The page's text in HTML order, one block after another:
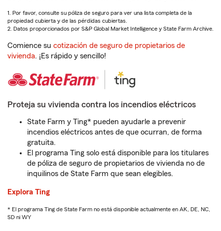
1. Por favor, consulte su póliza de seguro para ver una lista completa de la
propiedad cubierta y de las pérdidas cubiertas.
2. Datos proporcionados por S&P Global Market Intelligence y State Farm Archive.
Comience su cotización de seguro de propietarios de
vivienda. ¡Es rápido y sencillo!
Proteja su vivienda contra los incendios eléctricos
State Farm y Ting* pueden ayudarle a prevenir
incendios eléctricos antes de que ocurran, de forma
gratuita.
El programa Ting solo está disponible para los titulares
de póliza de seguro de propietarios de vivienda no de
inquilinos de State Farm que sean elegibles.
Explora Ting
* El programa Ting de State Farm no está disponible actualmente en AK, DE, NC,
SD ni WY